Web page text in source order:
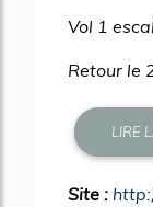
Vol 1
Retour le
LIRE
Site :